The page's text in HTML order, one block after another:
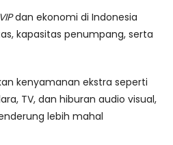
VIPdan ekonomi di Indonesia
kapasitas penumpang, serta
kenyamanan ekstra seperti
TV, dan hiburan audio visual,
lebih mahal